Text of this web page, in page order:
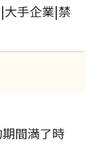
大手企業|禁
間満了時